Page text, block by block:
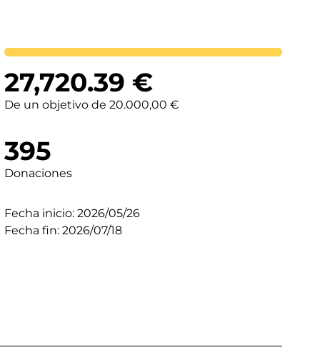
Lortutakoa
27,720.39 €
De un objetivo de 20.000,00 €
395
Donaciones
Fecha inicio: 2026/05/26
Fecha fin: 2026/07/18